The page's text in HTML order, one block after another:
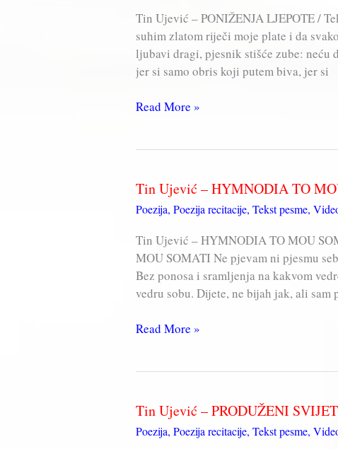
Album)
/
28
pjesama
Tin Ujević – PONIŽENJA LJEPOTE /
suhim zlatom riječi moje plate i da
ljubavi dragi, pjesnik stišće zube:
jer si samo obris koji putem biva, jer si
Tin
Read More »
Tin Ujević – HYMNODIA TO
Poezija, Poezija recitacije, Tekst pesme,
Tin Ujević – HYMNODIA TO MOU
MOU SOMATI Ne pjevam ni pjesmu
Bez ponosa i sramljenja na kakvom
vedru sobu. Dijete, ne bijah jak, ali sam
Tin
MOU
SOMATI
Read More »
Tin Ujević – PRODUŽENI SVIJET
Poezija, Poezija recitacije, Tekst pesme,